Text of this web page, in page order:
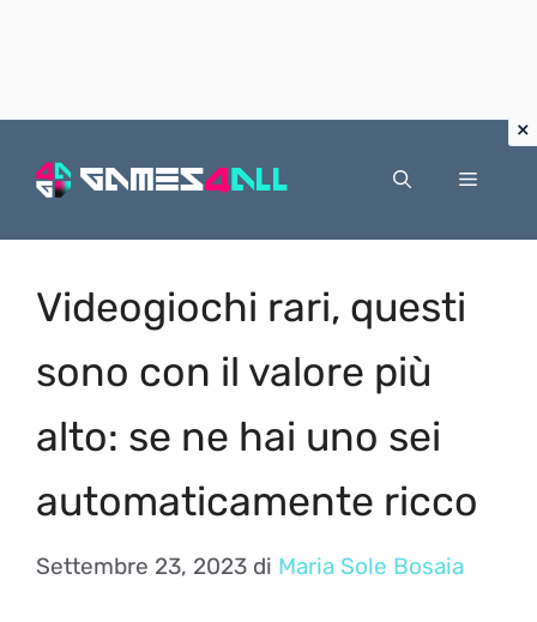
Menu
Videogiochi rari, questi
sono con il valore più
alto: se ne hai uno sei
automaticamente ricco
Settembre 23, 2023 di Maria Sole Bosaia